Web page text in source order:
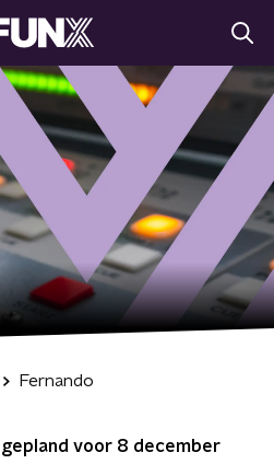
Fernando
voor 8 december